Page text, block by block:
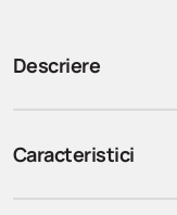
Descriere
Caracteristici